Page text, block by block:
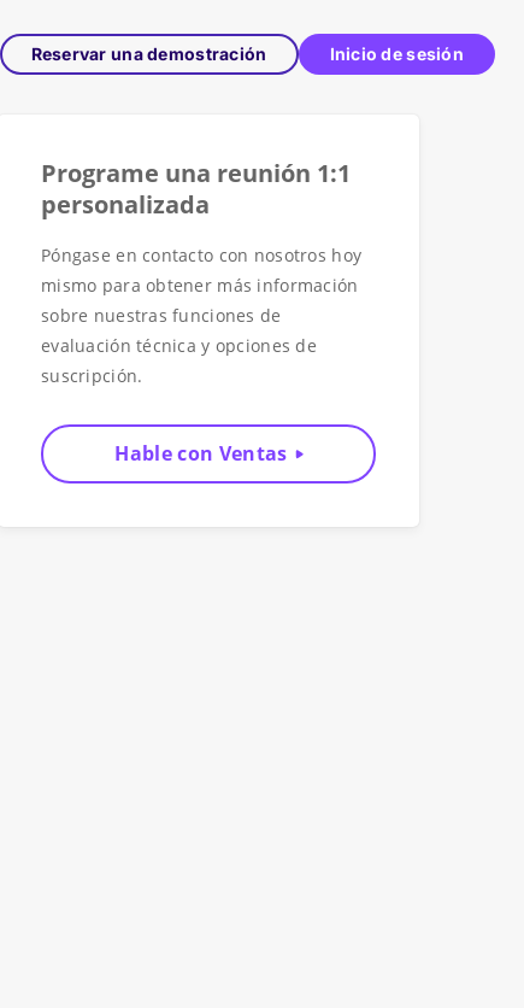
Reservar una demostración Inicio de sesión
Programe una reunión 1:1
personalizada
Póngase en contacto con nosotros hoy
mismo para obtener más información
sobre nuestras funciones de
evaluación técnica y opciones de
suscripción.
Hable con Ventas